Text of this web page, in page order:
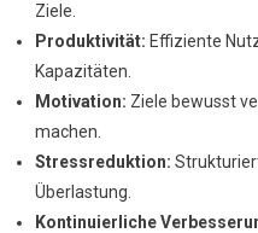
Ziele.
Produktivität: Effiziente
Kapazitäten.
Motivation: Ziele bewusst
machen.
Stressreduktion:
Überlastung.
Kontinuierliche